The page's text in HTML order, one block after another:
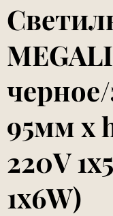
95мм х
220V
1x6W)